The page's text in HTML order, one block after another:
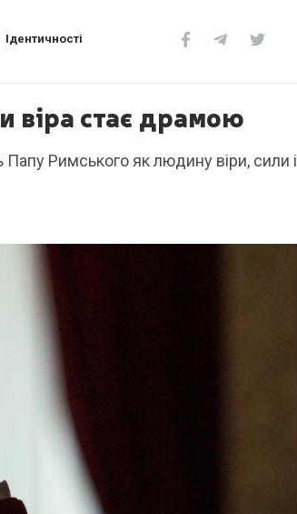
Ідентичності
віра стає драмою
Папу Римського як людину віри, сили і